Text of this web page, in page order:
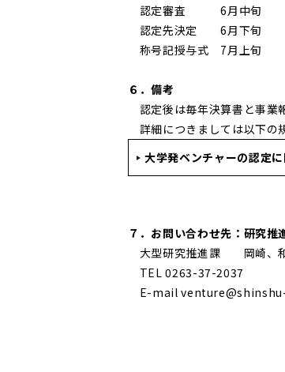
認定審査 6月中旬
認定先決定 6月下旬
称号記授与式 7月上旬
６．備考
認定後は毎年決算書と事業
詳細につきましては以下の
大学発ベンチャーの認定に
７．お問い合わせ先：研究推
大型研究推進課 岡崎、
TEL 0263-37-2037
E-mail